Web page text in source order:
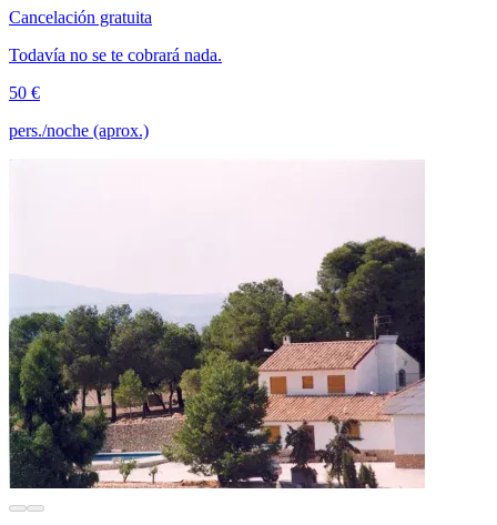
Cancelación gratuita
Todavía no se te cobrará nada.
50 €
pers./noche (aprox.)